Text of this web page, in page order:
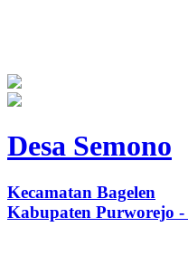
Desa Semono
Kecamatan Bagelen
Kabupaten Purworejo -